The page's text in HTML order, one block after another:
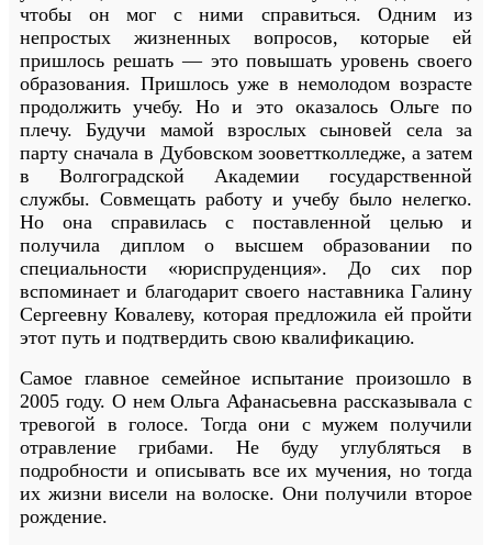
чтобы он мог с ними справиться. Одним из
непростых жизненных вопросов, которые ей
пришлось решать — это повышать уровень своего
образования. Пришлось уже в немолодом возрасте
продолжить учебу. Но и это оказалось Ольге по
плечу. Будучи мамой взрослых сыновей села за
парту сначала в Дубовском зооветтколледже, а затем
в Волгоградской Академии государственной
службы. Совмещать работу и учебу было нелегко.
Но она справилась с поставленной целью и
получила диплом о высшем образовании по
специальности «юриспруденция». До сих пор
вспоминает и благодарит своего наставника Галину
Сергеевну Ковалеву, которая предложила ей пройти
этот путь и подтвердить свою квалификацию.
Самое главное семейное испытание произошло в
2005 году. О нем Ольга Афанасьевна рассказывала с
тревогой в голосе. Тогда они с мужем получили
отравление грибами. Не буду углубляться в
подробности и описывать все их мучения, но тогда
их жизни висели на волоске. Они получили второе
рождение.